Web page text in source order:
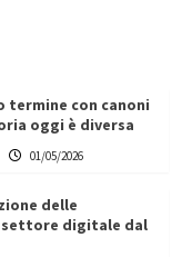
termine con canoni
oggi è diversa
01/05/2026
delle
settore digitale dal